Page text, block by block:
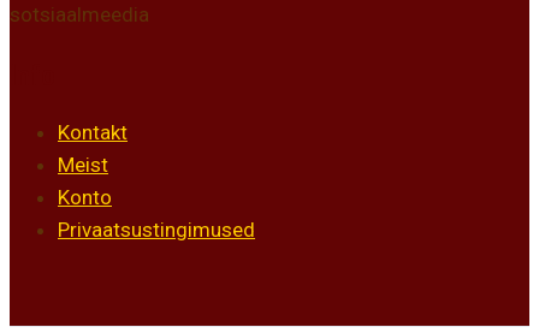
sotsiaalmeedia
Kontakt
Meist
Konto
Privaatsustingimused